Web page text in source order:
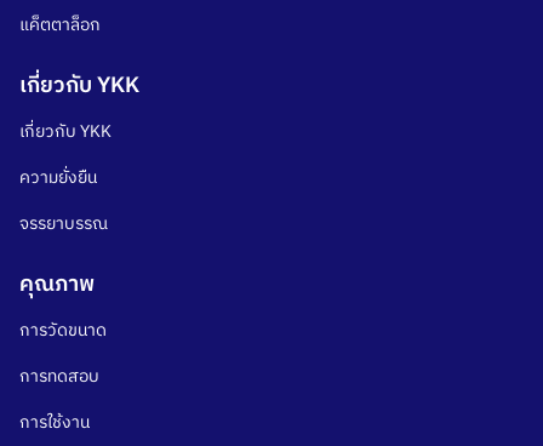
แค็ตตาล็อก
เกี่ยวกับ YKK
เกี่ยวกับ YKK
ความยั่งยืน
จรรยาบรรณ
คุณภาพ
การวัดขนาด
การทดสอบ
การใช้งาน